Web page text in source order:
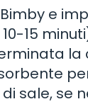
Bimby e
15
sale, se